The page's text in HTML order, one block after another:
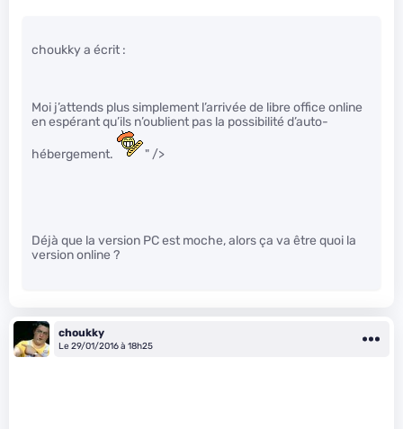
choukky a écrit :
Moi j’attends plus simplement l’arrivée de libre office online
en espérant qu’ils n’oublient pas la possibilité d’auto-
hébergement. " />
Déjà que la version PC est moche, alors ça va être quoi la
version online ?
choukky
Le 29/01/2016 à 18h25